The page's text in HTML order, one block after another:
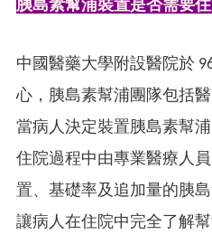
胰島素幫浦裝置是否需要
中國醫藥大學附設醫院於
心，胰島素幫浦團隊包括
當病人決定裝置胰島素幫
住院過程中由專業醫療人
置、基礎率及追加量的胰
讓病人在住院中完全了解